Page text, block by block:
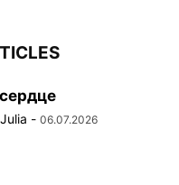
- 06.07.2026